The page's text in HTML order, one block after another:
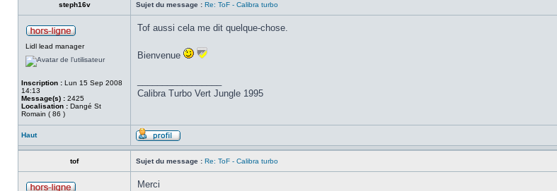
steph16v Sujet du message : Re: ToF - Calibra turbo
Lidl lead manager
Inscription : Lun 15 Sep 2008
14:13
Message(s) : 2425
Localisation : Dangé St
Romain ( 86 )
Tof aussi cela me dit quelque-chose.
Bienvenue
Calibra Turbo Vert Jungle 1995
Haut
tof Sujet du message : Re: ToF - Calibra turbo
Merci